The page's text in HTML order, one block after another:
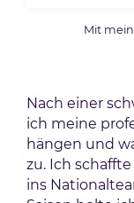
Mit
Nach einer
ich meine
hängen und
zu. Ich
ins